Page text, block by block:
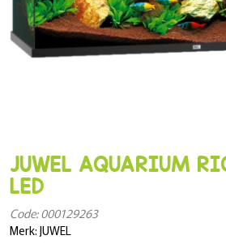
JUWEL AQUARIUM
LED
Code: 000129263
Merk: JUWEL